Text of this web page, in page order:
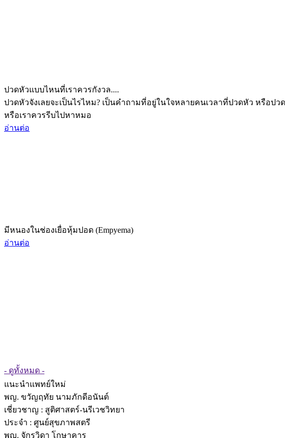
ปวดหัวแบบไหนที่เราควรกังวล....
ปวดหัวจังเลยจะเป็นไรไหม? เป็นคำถามที่อยู่ในใจหลายคนเวลาที่ปวดหัว หรือ
หรือเราควรรีบไปหาหมอ
อ่านต่อ
มีหนองในช่องเยื่อหุ้มปอด (Empyema)
อ่านต่อ
- ดูทั้งหมด -
แนะนำแพทย์ใหม่
พญ. ขวัญฤทัย นามภักดีอนันต์
เชี่ยวชาญ : สูติศาสตร์-นรีเวชวิทยา
ประจำ : ศูนย์สุขภาพสตรี
พญ. จักรวิดา โกษาคาร